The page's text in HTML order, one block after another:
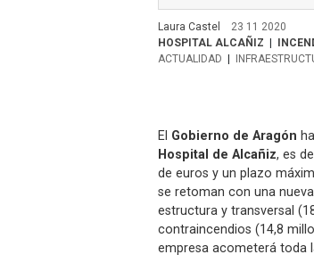
Laura Castel 23 11 2020
HOSPITAL ALCAÑIZ
ACTUALIDAD
El Gobierno de Aragón
Hospital de Alcañiz, es
de euros y un plazo
se retoman con una
estructura y transversal
contraincendios (14,8
empresa acometerá toda